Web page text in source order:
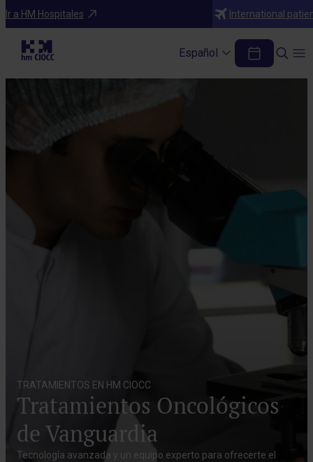
Ir a HM Hospitales International
Español
TRATAMIENTOS EN HM CIOCC
Tratamientos Oncológicos
de Vanguardia
Tecnología avanzada y un equipo experto para ofrecerte el